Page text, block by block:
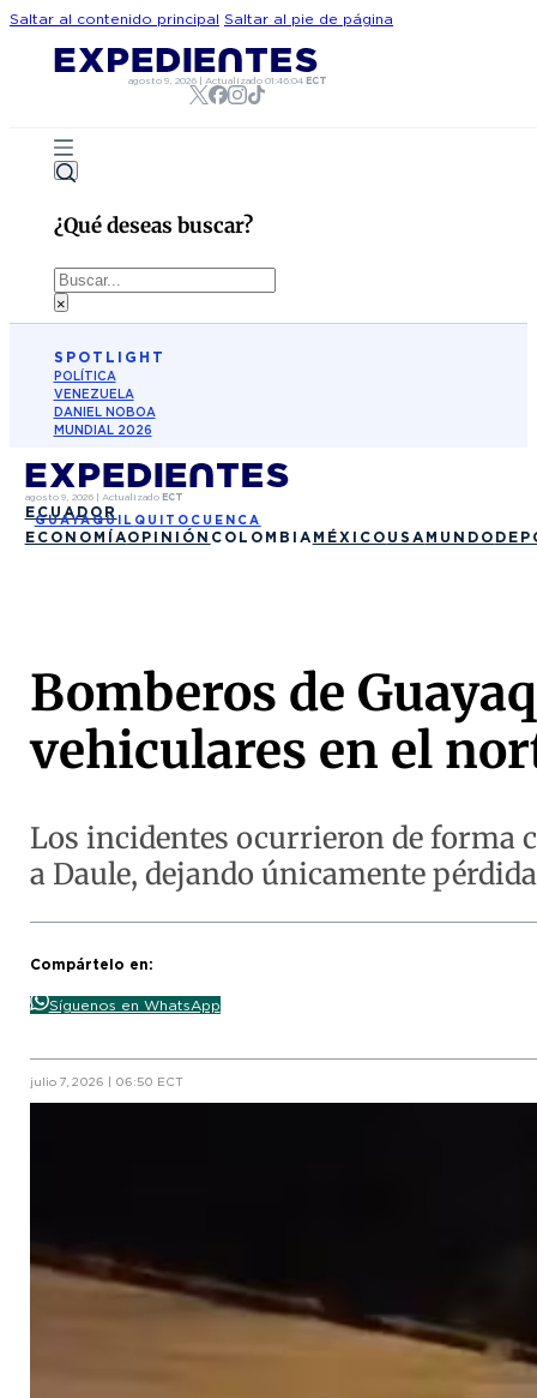
Saltar al contenido principal Saltar al pie de página
agosto 9, 2026 |Actualizado01:46:04 ECT
¿Qué deseas buscar?
Buscar
×
SPOTLIGHT
POLÍTICA
VENEZUELA
DANIEL NOBOA
MUNDIAL 2026
agosto 9, 2026| Actualizado ECT
ECUADOR
GUAYAQUIL QUITO CUENCA
ECONOMÍAOPINIÓN COLOMBIA MÉXICO USA MUNDO
Bomberos de
vehiculares en el
Los incidentes ocurrieron de forma
a Daule, dejando únicamente
Compártelo en:
Síguenos en WhatsApp
julio 7, 2026 | 06:50 ECT